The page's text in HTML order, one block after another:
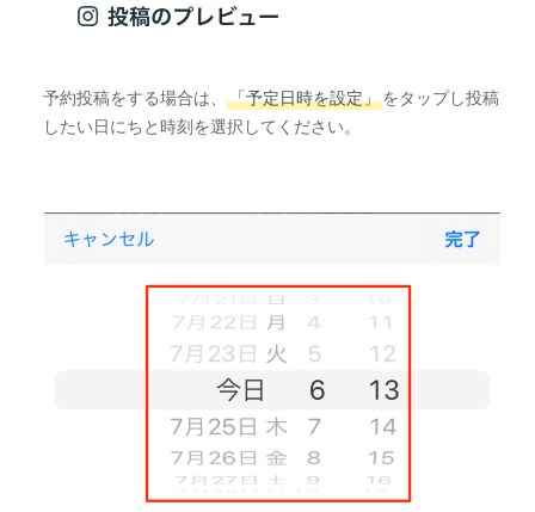
予約投稿をする場合は、 「予定日時を設定」をタップし投稿
したい日にちと時刻を選択してください。